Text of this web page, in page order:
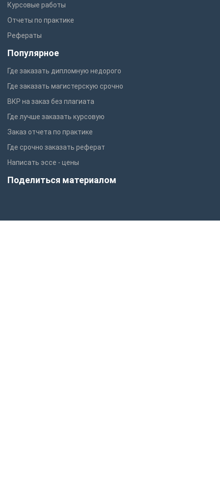
Курсовые работы
Отчеты по практике
Рефераты
Популярное
Где заказать дипломную недорого
Где заказать магистерскую срочно
ВКР на заказ без плагиата
Где лучше заказать курсовую
Заказ отчета по практике
Где срочно заказать реферат
Написать эссе - цены
Поделиться материалом